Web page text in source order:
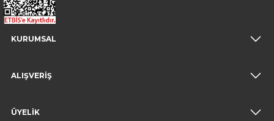
KURUMSAL
ALIŞVERİŞ
ÜYELİK